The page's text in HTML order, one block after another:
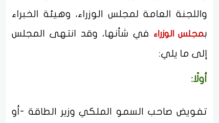
واللجنة العامة لمجلس الوزراء، وهيئة الخبراء
بمجلس الوزراء في شأنها، وقد انتهى المجلس
إلى ما يلي:
أولًا:
تفويض صاحب السمو الملكي وزير الطاقة -أو